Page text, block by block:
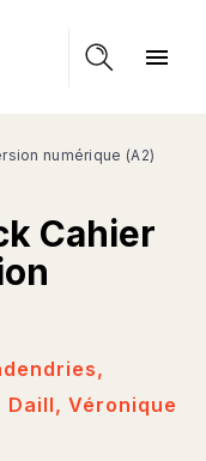
CONTENU
menu
numérique (A2)
Cahier
,
Daill, Véronique